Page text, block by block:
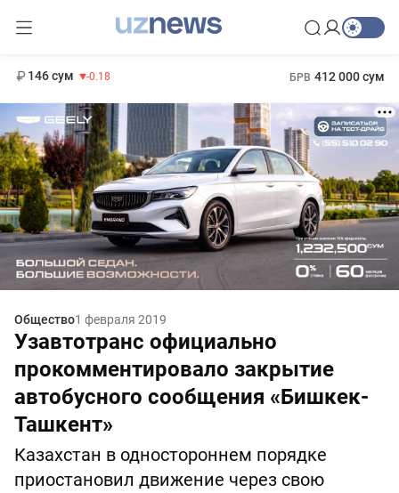
146 сум -0.18 БРВ 412 000 сум
Общество1 февраля 2019
Узавтотранс официально
прокомментировало закрытие
автобусного сообщения «Бишкек-
Ташкент»
Казахстан в одностороннем порядке
приостановил движение через свою